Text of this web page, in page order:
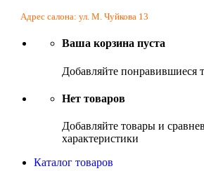
Адрес салона: ул. М. Чуйкова 13
Ваша корзина пуста
Добавляйте понравившиеся
Нет товаров
Добавляйте товары и
характеристики
Каталог товаров